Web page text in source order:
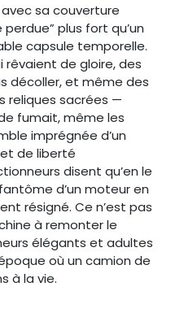
sa couverture
plus fort qu’un
capsule temporelle.
rêvaient de gloire, des
décoller, et même des
reliques sacrées —
fumait, même les
imprégnée d’un
de liberté
disent qu’en le
d’un moteur en
résigné. Ce n’est pas
à remonter le
élégants et adultes
où un camion de
à la vie.